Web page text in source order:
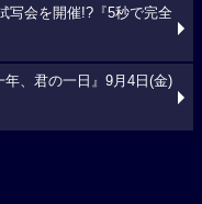
写会を開催!?『5秒で完全
、君の一日』9月4日(金)